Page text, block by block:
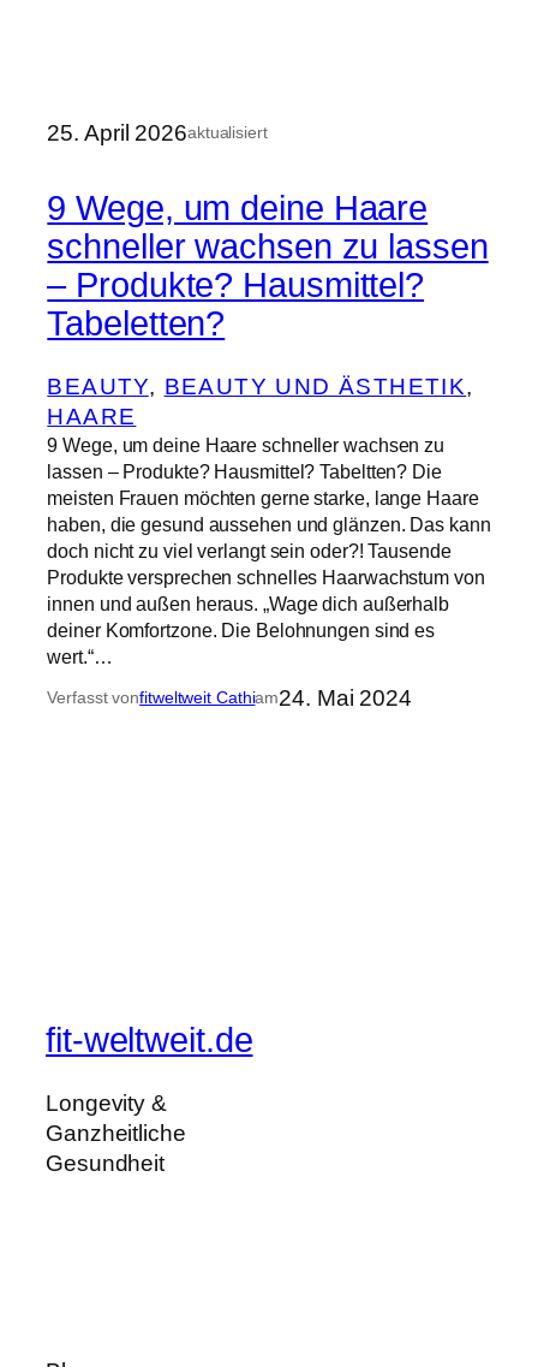
25. April 2026aktualisiert
9 Wege, um deine Haare
schneller wachsen zu lassen
– Produkte? Hausmittel?
Tabeletten?
BEAUTY, BEAUTY UND ÄSTHETIK
HAARE
9 Wege, um deine Haare schneller wachsen zu
lassen – Produkte? Hausmittel? Tabeltten? Die
meisten Frauen möchten gerne starke, lange Haare
haben, die gesund aussehen und glänzen. Das kann
doch nicht zu viel verlangt sein oder?! Tausende
Produkte versprechen schnelles Haarwachstum von
innen und außen heraus. „Wage dich außerhalb
deiner Komfortzone. Die Belohnungen sind es
wert.“…
Verfasst vonfitweltweit Cathiam24. Mai 2024
fit-weltweit.de
Longevity &
Ganzheitliche
Gesundheit